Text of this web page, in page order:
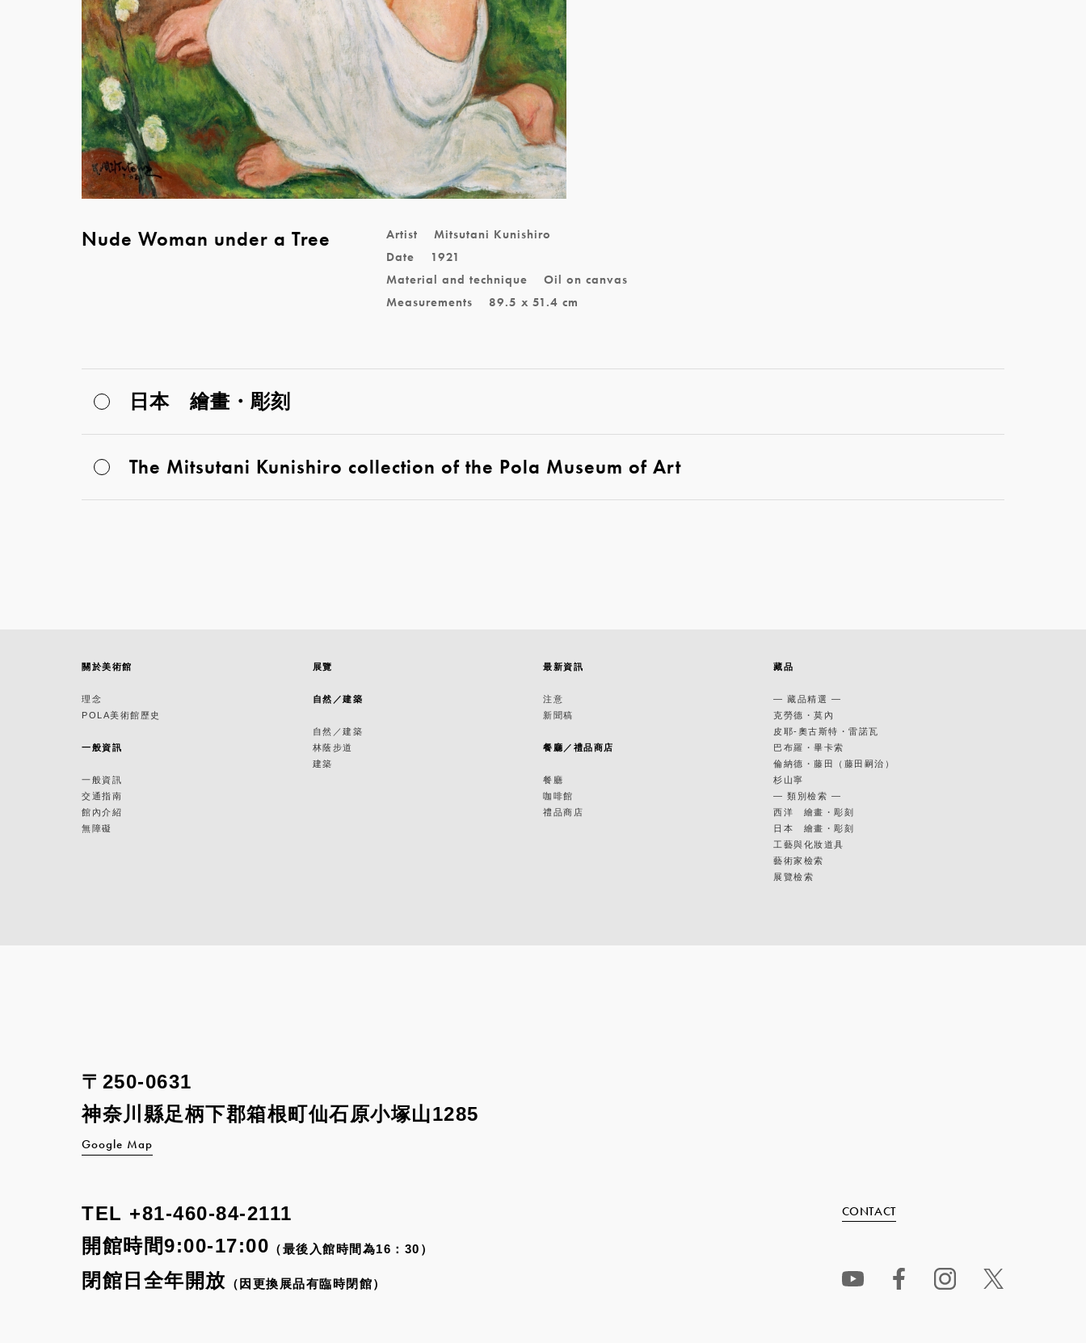
Nude Woman under a Tree Artist
Mitsutani Kunishiro
Date
1921
Material and technique
Oil on canvas
Measurements
89.5 x 51.4 cm
日本 繪畫・彫刻
The Mitsutani Kunishiro collection of the Pola Museum of Art
關於美術館
理念
POLA美術館歷史
一般資訊
一般資訊
交通指南
館內介紹
無障礙
展覽
自然／建築
自然／建築
林蔭步道
建築
最新資訊
注意
新聞稿
餐廳／禮品商店
餐廳
咖啡館
禮品商店
藏品
— 藏品精選 —
克勞德・莫內
皮耶-奧古斯特・雷諾瓦
巴布羅・畢卡索
倫納德・藤田（藤田嗣治）
杉山寧
— 類別檢索 —
西洋 繪畫・彫刻
日本 繪畫・彫刻
工藝與化妝道具
藝術家檢索
展覽檢索
〒250-0631
神奈川縣足柄下郡箱根町仙石原小塚山1285
Google Map
TEL +81-460-84-2111
開館時間9:00-17:00 （最後入館時間為16：30）
閉館日全年開放 （因更換展品有臨時閉館）
CONTACT